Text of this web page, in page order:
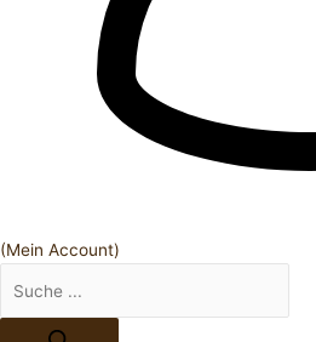
(Mein Account)